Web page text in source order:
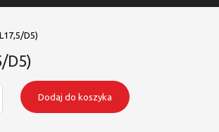
D5)
D5)
Dodaj do koszyka